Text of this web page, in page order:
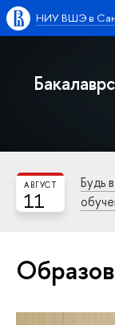
НИУ ВШЭ в
11
АВГУСТ
Будь